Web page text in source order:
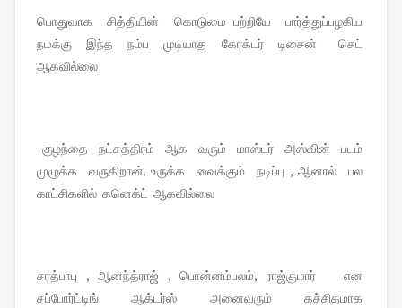
பொதுவாக சித்தியின் கொடுமை பற்றியே பார்த்துப்பழகிய
நமக்கு இந்த நம்ப முடியாத கேரக்டர் டிசைன் செட்
ஆகவில்லை
குழந்தை நட்சத்திரம் ஆக வரும் மாஸ்டர் அஸ்வின் படம்
முழுக்க வருகிறான். உருக்க வைக்கும் நடிப்பு , ஆனால் பல
காட்சிகளில் கனெக்ட் ஆகவில்லை
சரத்பாபு , ஆனந்த்ராஜ் , பொன்னம்பலம், ராஜ்குமார் என
சப்போர்ட்டிங் ஆக்டர்ஸ் அனைவரும் கச்சிதமாக